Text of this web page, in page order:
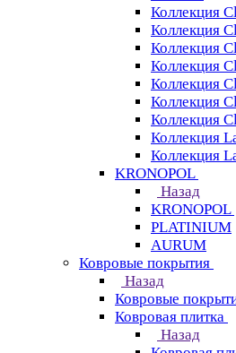
Коллекция
Коллекция
Коллекция
Коллекция
Коллекция
Коллекция
Коллекция
Коллекция
Коллекция
KRONOPOL
Назад
KRONOPOL
PLATINIUM
AURUM
Ковровые покрытия
Назад
Ковровые
Ковровая плитка
Назад